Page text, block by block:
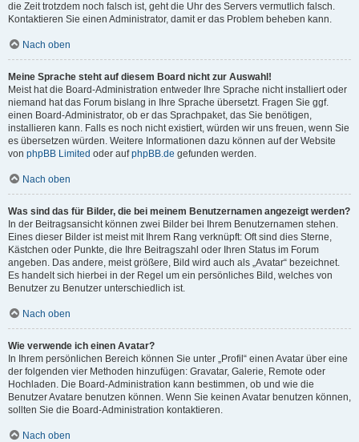
die Zeit trotzdem noch falsch ist, geht die Uhr des Servers vermutlich falsch.
Kontaktieren Sie einen Administrator, damit er das Problem beheben kann.
Nach oben
Meine Sprache steht auf diesem Board nicht zur Auswahl!
Meist hat die Board-Administration entweder Ihre Sprache nicht installiert oder
niemand hat das Forum bislang in Ihre Sprache übersetzt. Fragen Sie ggf.
einen Board-Administrator, ob er das Sprachpaket, das Sie benötigen,
installieren kann. Falls es noch nicht existiert, würden wir uns freuen, wenn Sie
es übersetzen würden. Weitere Informationen dazu können auf der Website
von phpBB Limited oder aufphpBB.de gefunden werden.
Nach oben
Was sind das für Bilder, die bei meinem Benutzernamen angezeigt werden?
In der Beitragsansicht können zwei Bilder bei Ihrem Benutzernamen stehen.
Eines dieser Bilder ist meist mit Ihrem Rang verknüpft: Oft sind dies Sterne,
Kästchen oder Punkte, die Ihre Beitragszahl oder Ihren Status im Forum
angeben. Das andere, meist größere, Bild wird auch als „Avatar“ bezeichnet.
Es handelt sich hierbei in der Regel um ein persönliches Bild, welches von
Benutzer zu Benutzer unterschiedlich ist.
Nach oben
Wie verwende ich einen Avatar?
In Ihrem persönlichen Bereich können Sie unter „Profil“ einen Avatar über eine
der folgenden vier Methoden hinzufügen: Gravatar, Galerie, Remote oder
Hochladen. Die Board-Administration kann bestimmen, ob und wie die
Benutzer Avatare benutzen können. Wenn Sie keinen Avatar benutzen können,
sollten Sie die Board-Administration kontaktieren.
Nach oben